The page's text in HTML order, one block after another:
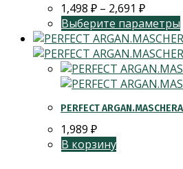
1,498 ₽ – 2,691 ₽
Выберите параметры
PERFECT
1,989 ₽
В корзину